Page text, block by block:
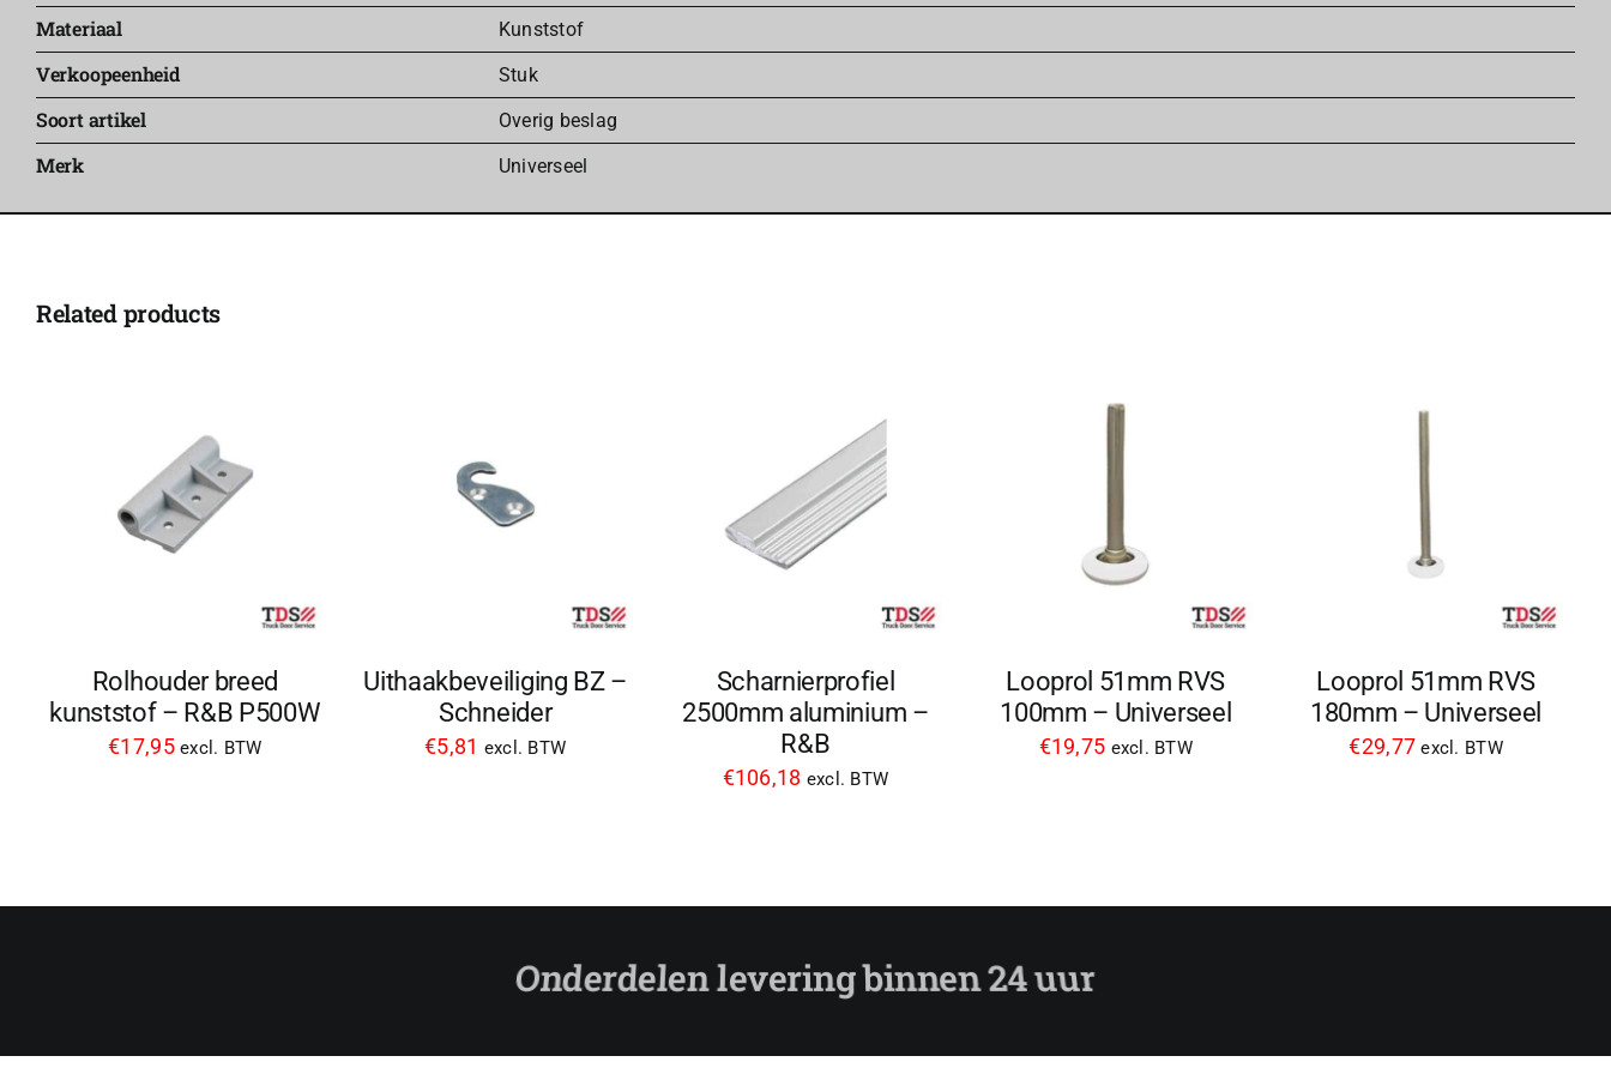
Materiaal Kunststof
Verkoopeenheid Stuk
Soort artikel Overig beslag
Merk Universeel
Related products
Rolhouder breed
kunststof – R&B P500W
€17,95 excl. BTW
Uithaakbeveiliging BZ –
Schneider
€5,81 excl. BTW
Scharnierprofiel
2500mm aluminium –
R&B
€106,18 excl. BTW
Looprol 51mm RVS
100mm – Universeel
€19,75 excl. BTW
Looprol 51mm RVS
180mm – Universeel
€29,77 excl. BTW